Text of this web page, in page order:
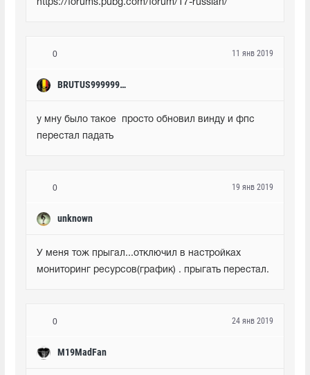
https://forums.pubg.com/forum/17-russian/
0
BRUTUS999999999
11 янв 2019
у мну было такое  просто обновил винду и фпс
перестал падать
0
unknown
19 янв 2019
У меня тож прыгал...отключил в настройках
мониторинг ресурсов(график) . прыгать перестал.
0
M19MadFan
24 янв 2019